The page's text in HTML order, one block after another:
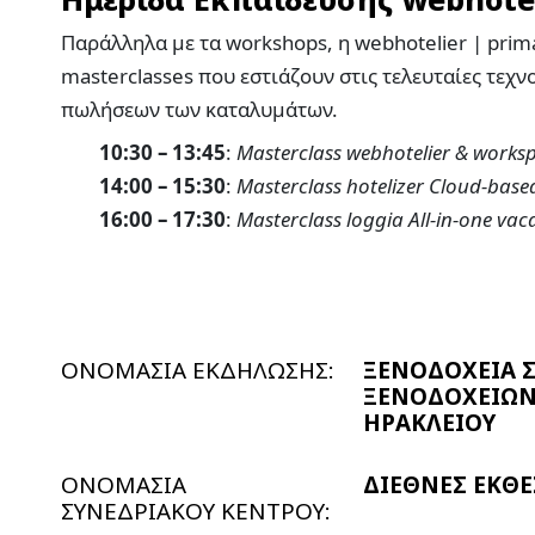
Παράλληλα με τα workshops, η webhotelier |
masterclasses που εστιάζουν στις τελευταίες
πωλήσεων των καταλυμάτων.
10:30 – 13:45: Masterclass webhotelier &
14:00 – 15:30: Masterclass hotelizer Cloud-
16:00 – 17:30: Masterclass loggia All-in-one
ΟΝΟΜΑΣΙΑ ΕΚΔΗΛΩΣΗΣ:
ΞΕΝΟΔΟΧΕΙΑ
ΗΡΑΚΛΕΙΟΥ
ΟΝΟΜΑΣΙΑ
ΣΥΝΕΔΡΙΑΚΟΥ ΚΕΝΤΡΟΥ:
ΔΙΕΘΝΕΣ